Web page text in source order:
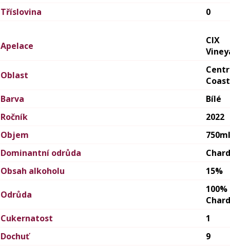
Tříslovina
0
Apelace
CIX
Oblast
Coast
Barva
Bílé
Ročník
2022
Objem
750ml
Dominantní odrůda
Obsah alkoholu
15%
Odrůda
100%
Cukernatost
1
Dochuť
9